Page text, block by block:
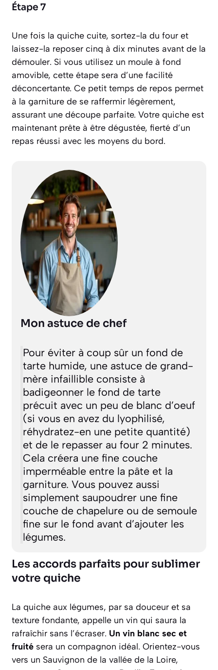
Étape 7
Une fois la quiche cuite, sortez-la du four et
laissez-la reposer cinq à dix minutes avant de la
démouler. Si vous utilisez un moule à fond
amovible, cette étape sera d’une facilité
déconcertante. Ce petit temps de repos permet
à la garniture de se raffermir légèrement,
assurant une découpe parfaite. Votre quiche est
maintenant prête à être dégustée, fierté d’un
repas réussi avec les moyens du bord.
Mon astuce de chef
Pour éviter à coup sûr un fond de
tarte humide, une astuce de grand-
mère infaillible consiste à
badigeonner le fond de tarte
précuit avec un peu de blanc d’oeuf
(si vous en avez du lyophilisé,
réhydratez-en une petite quantité)
et de le repasser au four 2 minutes.
Cela créera une fine couche
imperméable entre la pâte et la
garniture. Vous pouvez aussi
simplement saupoudrer une fine
couche de chapelure ou de semoule
fine sur le fond avant d’ajouter les
légumes.
Les accords parfaits pour sublimer
votre quiche
La quiche aux légumes, par sa douceur et sa
texture fondante, appelle un vin qui saura la
rafraîchir sans l’écraser. Un vin blanc sec et
fruité sera un compagnon idéal. Orientez-vous
vers un Sauvignon de la vallée de la Loire,